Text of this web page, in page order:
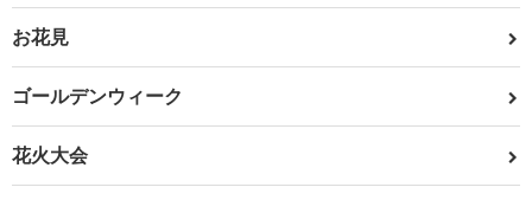
お花見
ゴールデンウィーク
花火大会